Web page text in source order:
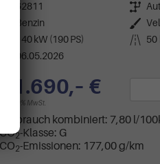
62811 Getriebe
Benzin Außenfarbe
140 kW (190 PS) Kilometerstand
50
06.05.2026
41.690,– €
incl. 19% MwSt.
Verbrauch kombiniert: 7,80 l/
2-Klasse: G
CO2-Emissionen: 177,00 g/km